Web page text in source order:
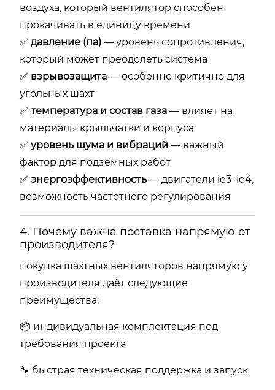
воздуха, который вентилятор способен
прокачивать в единицу времени
✅ давление (па) — уровень сопротивления,
который может преодолеть система
✅ взрывозащита — особенно критично для
угольных шахт
✅ температура и состав газа — влияет на
материалы крыльчатки и корпуса
✅ уровень шума и вибраций — важный
фактор для подземных работ
✅ энергоэффективность — двигатели ie3–ie4,
возможность частотного регулирования
4. Почему важна поставка напрямую от
производителя?
покупка шахтных вентиляторов напрямую у
производителя даёт следующие
преимущества:
📦 индивидуальная комплектация под
требования проекта
🔧 быстрая техническая поддержка и запуск